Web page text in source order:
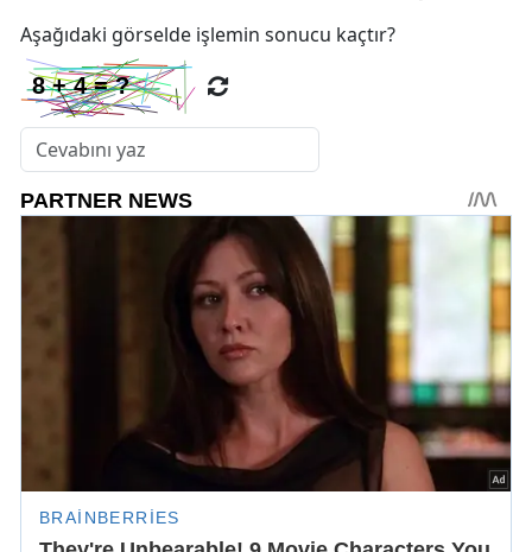
Aşağıdaki görselde işlemin sonucu kaçtır?